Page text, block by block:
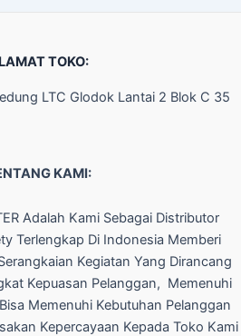
TOKO:
LTC Glodok Lantai 2 Blok C 35
KAMI:
Adalah Kami Sebagai Distributor
Terlengkap Di Indonesia Memberi
Kegiatan Yang Dirancang
Kepuasan Pelanggan, Memenuhi
Memenuhi Kebutuhan Pelanggan
Kepercayaan Kepada Toko Kami